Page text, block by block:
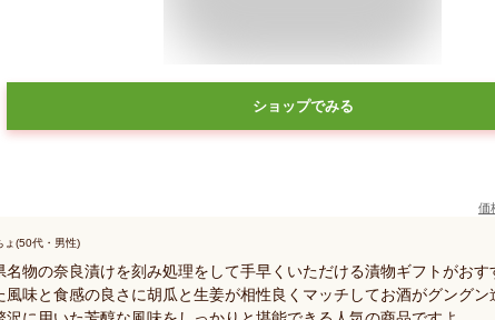
ショップでみる
価
ょ(50代・男性)
名物の奈良漬けを刻み処理をして手早くいただける漬物ギフトがおす
風味と食感の良さに胡瓜と生姜が相性良くマッチしてお酒がグング